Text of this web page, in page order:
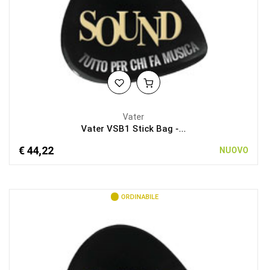
Vater
Vater VSB1 Stick Bag -...
€ 44,22 NUOVO
ORDINABILE